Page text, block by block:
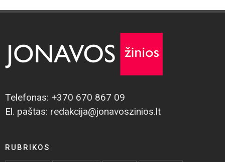
Telefonas: +370 670 867 09
El. paštas: redakcija@jonavoszinios.lt
RUBRIKOS